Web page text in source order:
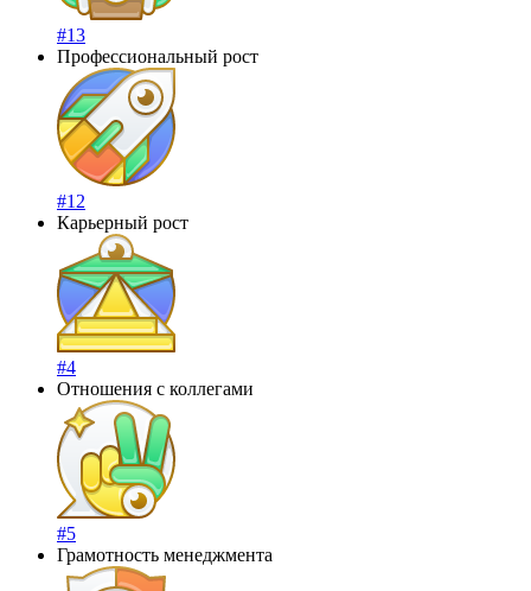
#13
Профессиональный рост
#12
Карьерный рост
#4
Отношения с коллегами
#5
Грамотность менеджмента